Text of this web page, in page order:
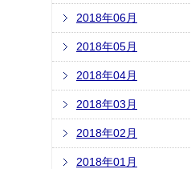
2018年06月
2018年05月
2018年04月
2018年03月
2018年02月
2018年01月